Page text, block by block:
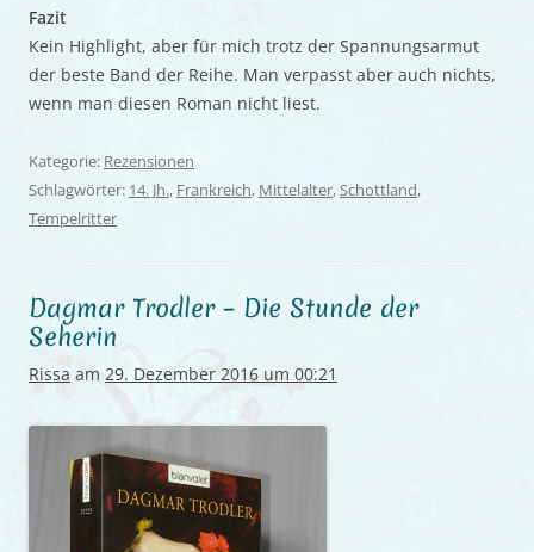
Fazit
Kein Highlight, aber für mich trotz der Spannungsarmut
der beste Band der Reihe. Man verpasst aber auch nichts,
wenn man diesen Roman nicht liest.
Kategorie: Rezensionen
Schlagwörter: 14. Jh., Frankreich, Mittelalter,Schottland,
Tempelritter
Dagmar Trodler – Die Stunde der
Seherin
Rissa am 29. Dezember 2016 um 00:21